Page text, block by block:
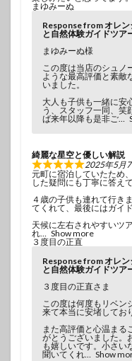
まゆみーぬ
Response from オレ
と自然体験ガイドツア
まゆみーぬ様
この度は当店のシュノ
ような最高評価と素敵
いました。
大人も子供も一緒に安
う、スタッフ一同、笑
ば来年以降も是非ご
綺麗な星空と優しい解説
2025年5月
元町に宿泊していたため
した疑問にも丁寧に答え
４歳の子供も連れて行き
てくれて、最後にはガイ
天候に左右されやすいツ
れ
Show more
３度目の正直
Response from オレ
と自然体験ガイドツア
３度目の正直さま
この度は何度もリベン
来て本当に安堵してお
また高評価と心温まる
がとうございました。
も嬉しいです。小さい
聞いてくれ
Show